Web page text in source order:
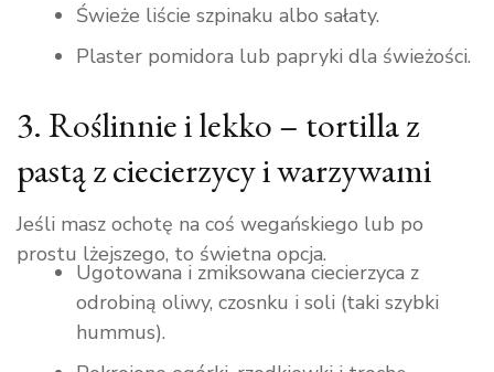
Świeże liście szpinaku albo sałaty.
Plaster pomidora lub papryki dla świeżości.
3. Roślinnie i lekko – tortilla z
pastą z ciecierzycy i warzywami
Jeśli masz ochotę na coś wegańskiego lub po
prostu lżejszego, to świetna opcja.
Ugotowana i zmiksowana ciecierzyca z
odrobiną oliwy, czosnku i soli (taki szybki
hummus).